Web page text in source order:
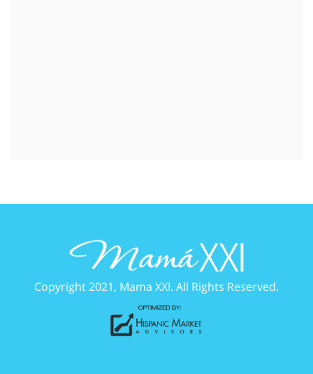
Copyright 2021, Mama XXI. All Rights Reserved.